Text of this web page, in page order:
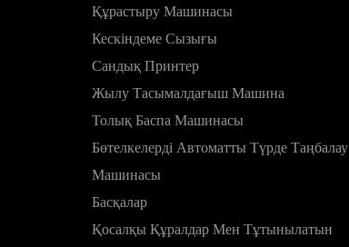
Құрастыру Машинасы
Кескіндеме Сызығы
Сандық Принтер
Жылу Тасымалдағыш Машина
Толық Баспа Машинасы
Бөтелкелерді Автоматты Түрде Таңбалау
Машинасы
Басқалар
Қосалқы Құралдар Мен Тұтынылатын